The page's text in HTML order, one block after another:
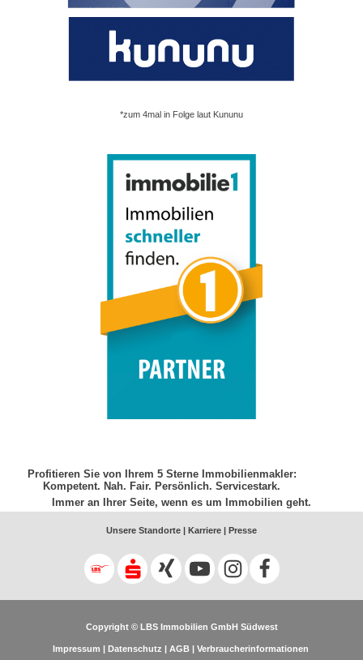
*zum 4mal in Folge laut Kununu
Profitieren Sie von Ihrem 5 Sterne Immobilienmakler:
Kompetent. Nah. Fair. Persönlich. Servicestark.
Immer an Ihrer Seite, wenn es um Immobilien geht.
Unsere Standorte | Karriere | Presse
Copyright © LBS Immobilien GmbH Südwest
Impressum | Datenschutz | AGB | Verbraucherinformationen